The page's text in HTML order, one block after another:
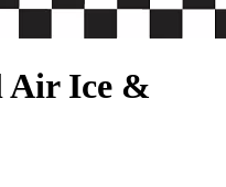
Air Ice &